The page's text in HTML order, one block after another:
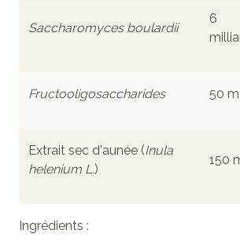
Saccharomyces boulardii
6
Fructooligosaccharides 50
Extrait sec d'aunée (Inula
helenium L.)
150
Ingrédients :